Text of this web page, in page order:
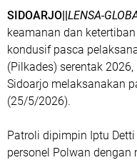
SIDOARJO||LENSA-
keamanan dan
kondusif pasca
(Pilkades) serentak
Sidoarjo melaksanakan
(25/5/2026).
Patroli dipimpin Iptu
personel Polwan